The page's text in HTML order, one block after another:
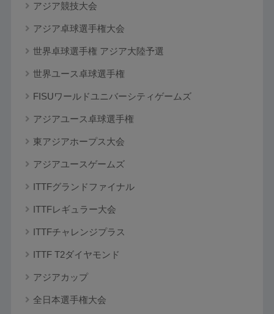
アジア競技大会
アジア卓球選手権大会
世界卓球選手権 アジア大陸予選
世界ユース卓球選手権
FISUワールドユニバーシティゲームズ
アジアユース卓球選手権
東アジアホープス大会
アジアユースゲームズ
ITTFグランドファイナル
ITTFレギュラー大会
ITTFチャレンジプラス
ITTF T2ダイヤモンド
アジアカップ
全日本選手権大会